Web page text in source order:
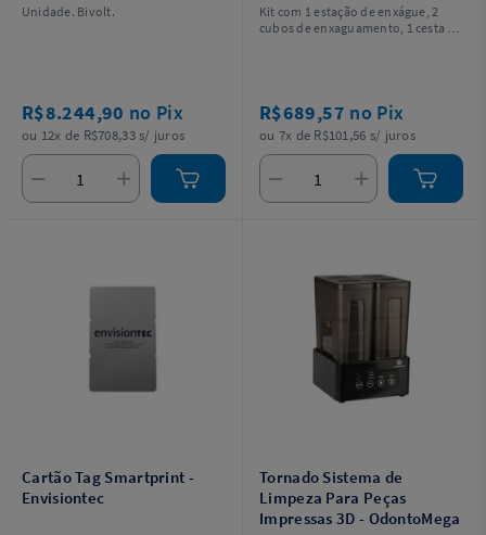
Unidade. Bivolt.
R$8.244,90 no Pix
ou 12x de R$708,33 s/ juros
Kit com 1 estação de enxágue, 2
cubos de enxaguamento, 1 cesta de
apoio da plataforma, 1 alicate, luva
descartável de nitrilo.
R$689,57 no Pix
ou 7x de R$101,56 s/ juros
Cartão Tag Smartprint -
Envisiontec
Tornado Sistema de
Limpeza Para Peças
Impressas 3D - OdontoMega